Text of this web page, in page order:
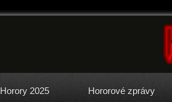
Horory 2025 Hororové zprávy